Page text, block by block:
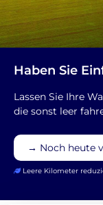
Haben Sie
Lassen Sie Ihre
die sonst leer
→ Noch heute
Leere Kilometer